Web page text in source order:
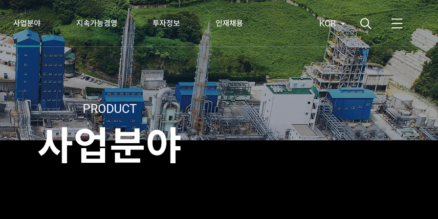
사업분야 지속가능경영 투자정보 인재채용 KOR
PRODUCT
사업분야